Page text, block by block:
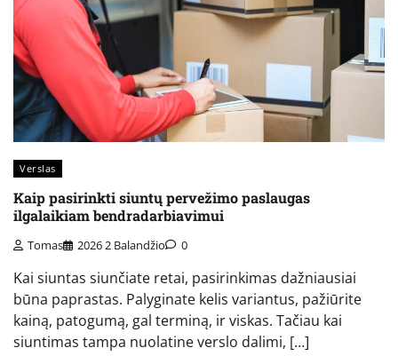
Verslas
Kaip pasirinkti siuntų pervežimo paslaugas
ilgalaikiam bendradarbiavimui
Tomas 2026 2 Balandžio 0
Kai siuntas siunčiate retai, pasirinkimas dažniausiai
būna paprastas. Palyginate kelis variantus, pažiūrite
kainą, patogumą, gal terminą, ir viskas. Tačiau kai
siuntimas tampa nuolatine verslo dalimi, […]